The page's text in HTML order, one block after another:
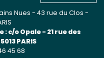
Nues - 43 rue du Clos -
c/o Opale - 21 rue des
PARIS
45 68